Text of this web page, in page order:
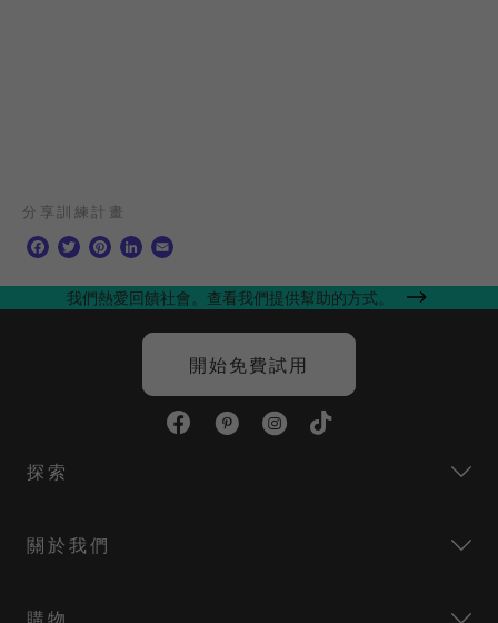
分享訓練計畫
F
c
e
T
i
t
P
n
t
L
n
k
e
n
a
i
l
我們熱愛回饋社會。查看我們提供幫助的方式。
開始免費試用
探索
關於我們
購物